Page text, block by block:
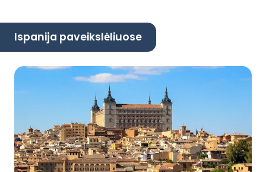
Ispanija paveikslėliuose